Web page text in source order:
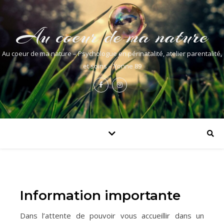
Au coeur de ma nature
Au coeur de ma nature – Psychologue en périnatalité, atelier parentalité,
et soins – Yonne 89
Information importante
Dans l’attente de pouvoir vous accueillir dans un